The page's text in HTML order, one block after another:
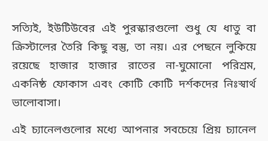
সত্যিই, ইউটিউবের এই পুরস্কারগুলো শুধু যে ধাতু বা
ক্রিস্টালের তৈরি কিছু বস্তু, তা নয়। এর পেছনে লুকিয়ে
রয়েছে হাজার হাজার রাতের না-ঘুমোনো পরিশ্রম,
একনিষ্ঠ ফোকাস এবং কোটি কোটি দর্শকদের নিঃস্বার্থ
ভালোবাসা।
এই চ্যানেলগুলোর মধ্যে আপনার সবচেয়ে প্রিয় চ্যানেল